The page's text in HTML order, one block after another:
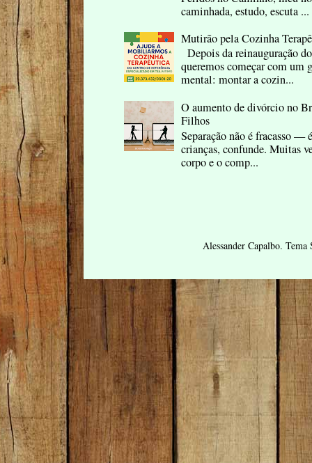
caminhada, estudo, escuta ...
Mutirão pela Cozinha
Depois da reinauguração
queremos começar com um
mental: montar a cozin...
O aumento de divórcio no
Filhos
Separação não é fracasso —
crianças, confunde. Muitas
corpo e o comp...
Alessander Capalbo.